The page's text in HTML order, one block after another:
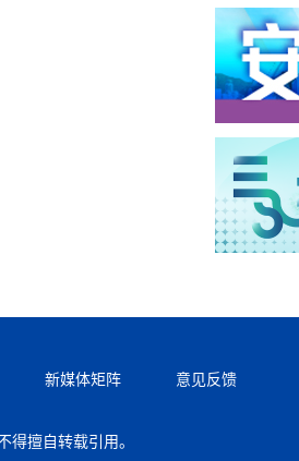
新媒体矩阵 意见反馈
擅自转载引用。